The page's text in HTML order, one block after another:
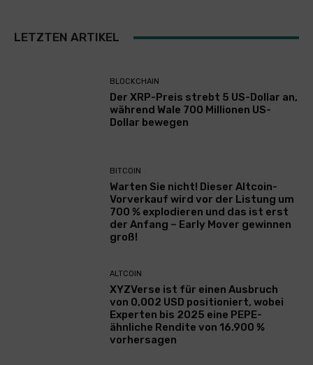
LETZTEN ARTIKEL
BLOCKCHAIN
Der XRP-Preis strebt 5 US-Dollar an,
während Wale 700 Millionen US-
Dollar bewegen
BITCOIN
Warten Sie nicht! Dieser Altcoin-
Vorverkauf wird vor der Listung um
700 % explodieren und das ist erst
der Anfang – Early Mover gewinnen
groß!
ALTCOIN
XYZVerse ist für einen Ausbruch
von 0,002 USD positioniert, wobei
Experten bis 2025 eine PEPE-
ähnliche Rendite von 16.900 %
vorhersagen